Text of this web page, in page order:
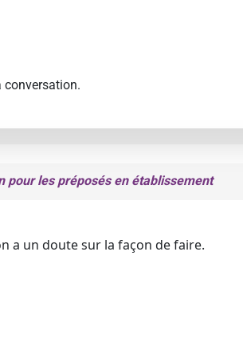
pour les préposés en établissement
a un doute sur la façon de faire.